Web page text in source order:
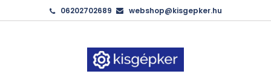
06202702689 webshop@kisgepker.hu